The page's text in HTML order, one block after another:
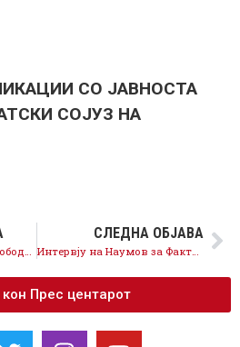
СО ЈАВНОСТА
СОЈУЗ НА
СЛЕДНА ОБЈАВА
Интервју на Наумов за Фактор
Прес центарот